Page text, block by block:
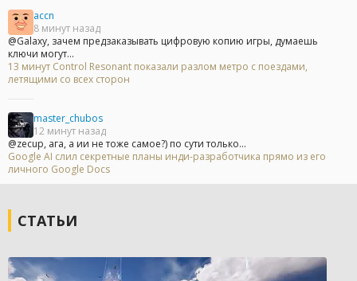
accn
8 минут назад
@Galaxy, зачем предзаказывать цифровую копию игры, думаешь
ключи могут...
13 минут Control Resonant показали разлом метро с поездами,
летящими со всех сторон
master_chubos
12 минут назад
@zecup, ага, а ии не тоже самое?) по сути только...
Google AI слил секретные планы инди-разработчика прямо из его
личного Google Docs
СТАТЬИ